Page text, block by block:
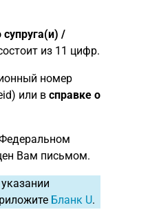
/
из 11 цифр.
номер
или в справке о
Вам письмом.
Бланк U.